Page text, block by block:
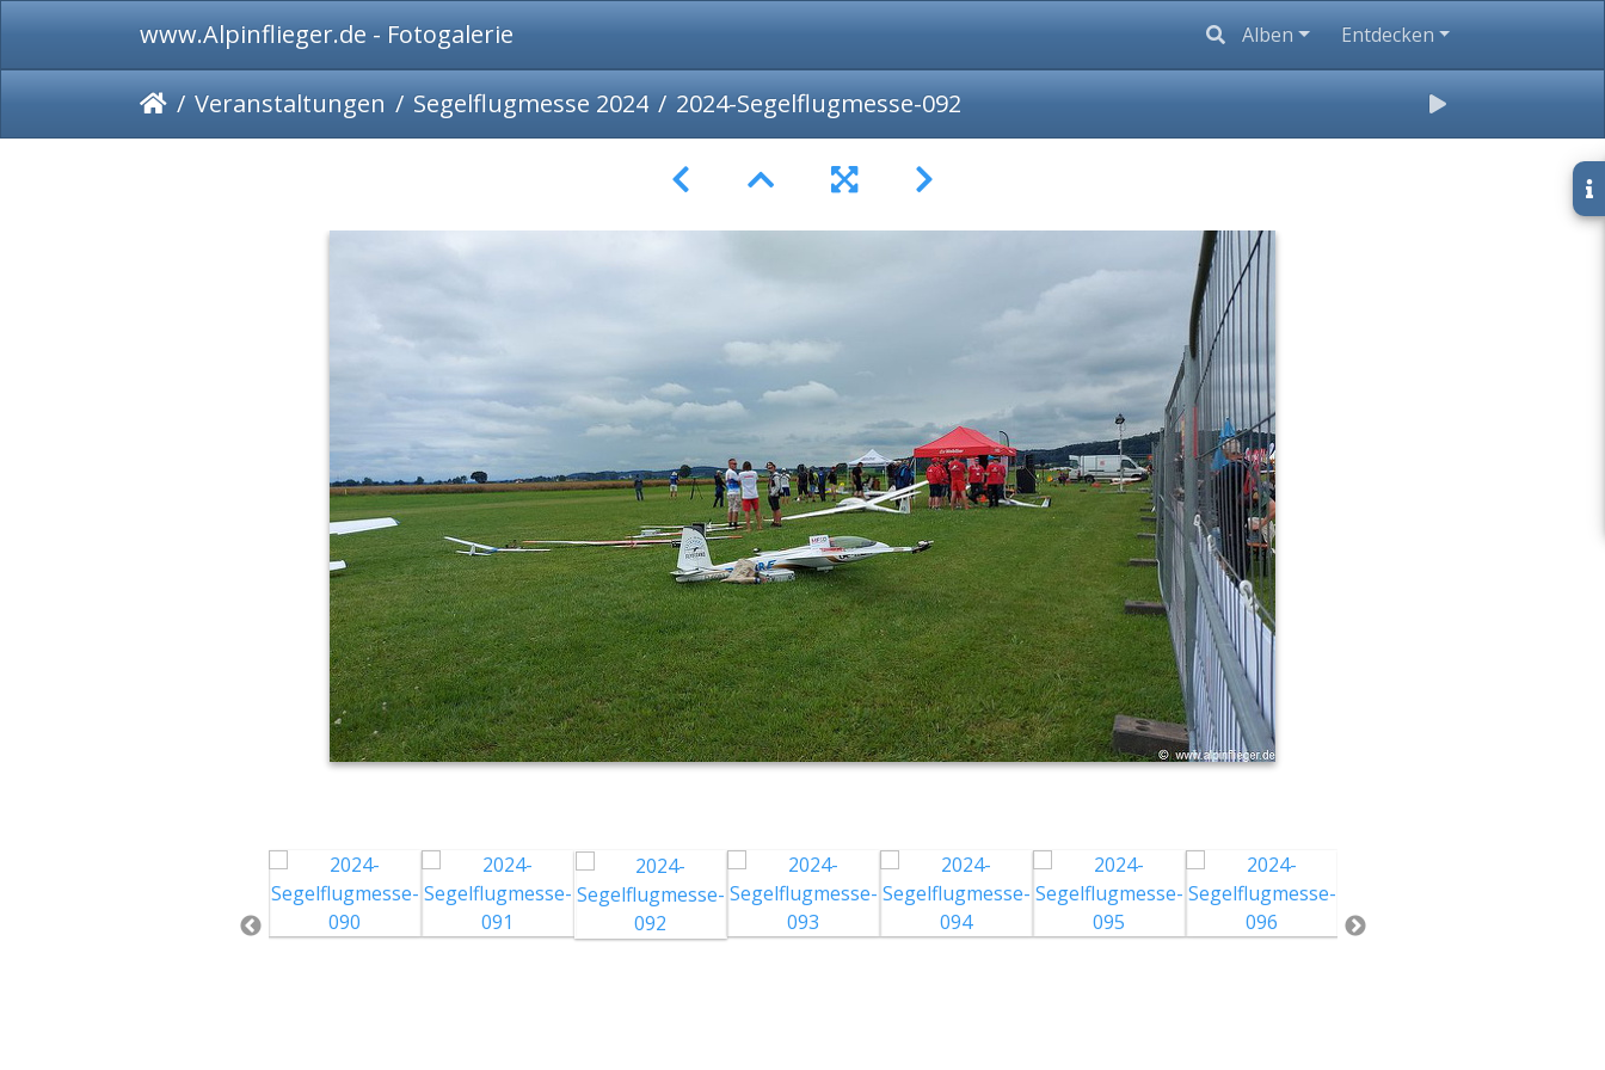
www.Alpinflieger.de - Fotogalerie Alben Entdecken
Veranstaltungen Segelflugmesse 2024 2024-Segelflugmesse-092